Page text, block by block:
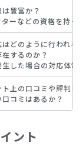
豊富か？
ーなどの資格を持っ
どのように行われる
するのか？
した場合の対応体制
ト上の口コミや評判を
コミはあるか？
ント